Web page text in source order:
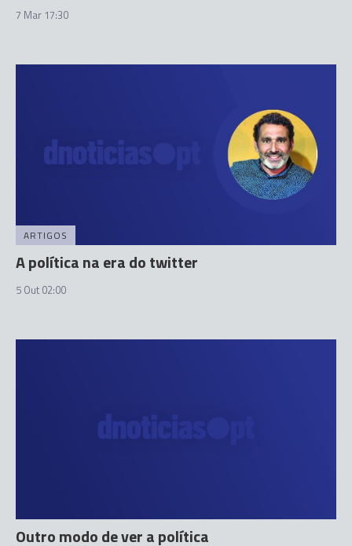
7 Mar 17:30
ARTIGOS
A política na era do twitter
5 Out 02:00
Outro modo de ver a política